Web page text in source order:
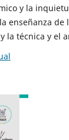
y la
enseñanza de
la técnica y el